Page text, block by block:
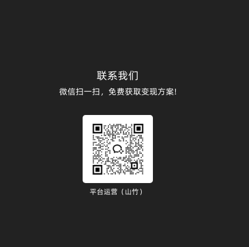
联系我们
微信扫一扫，免费获取变现方案!
平台运营（山竹）